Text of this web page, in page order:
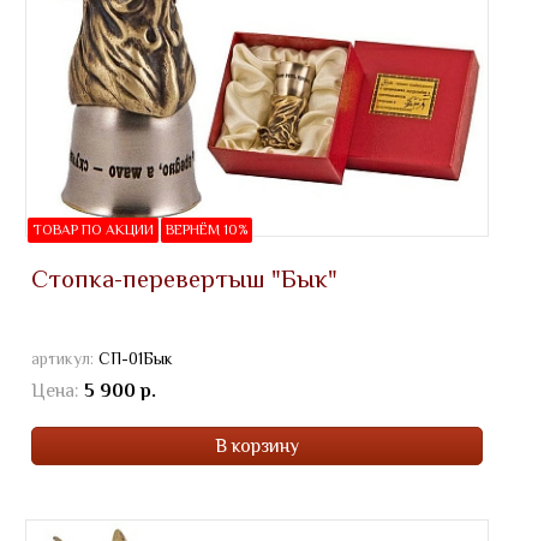
ТОВАР ПО АКЦИИ ВЕРНЁМ 10%
Стопка-перевертыш "Бык"
артикул: СП-01Бык
Цена: 5 900 р.
В корзину